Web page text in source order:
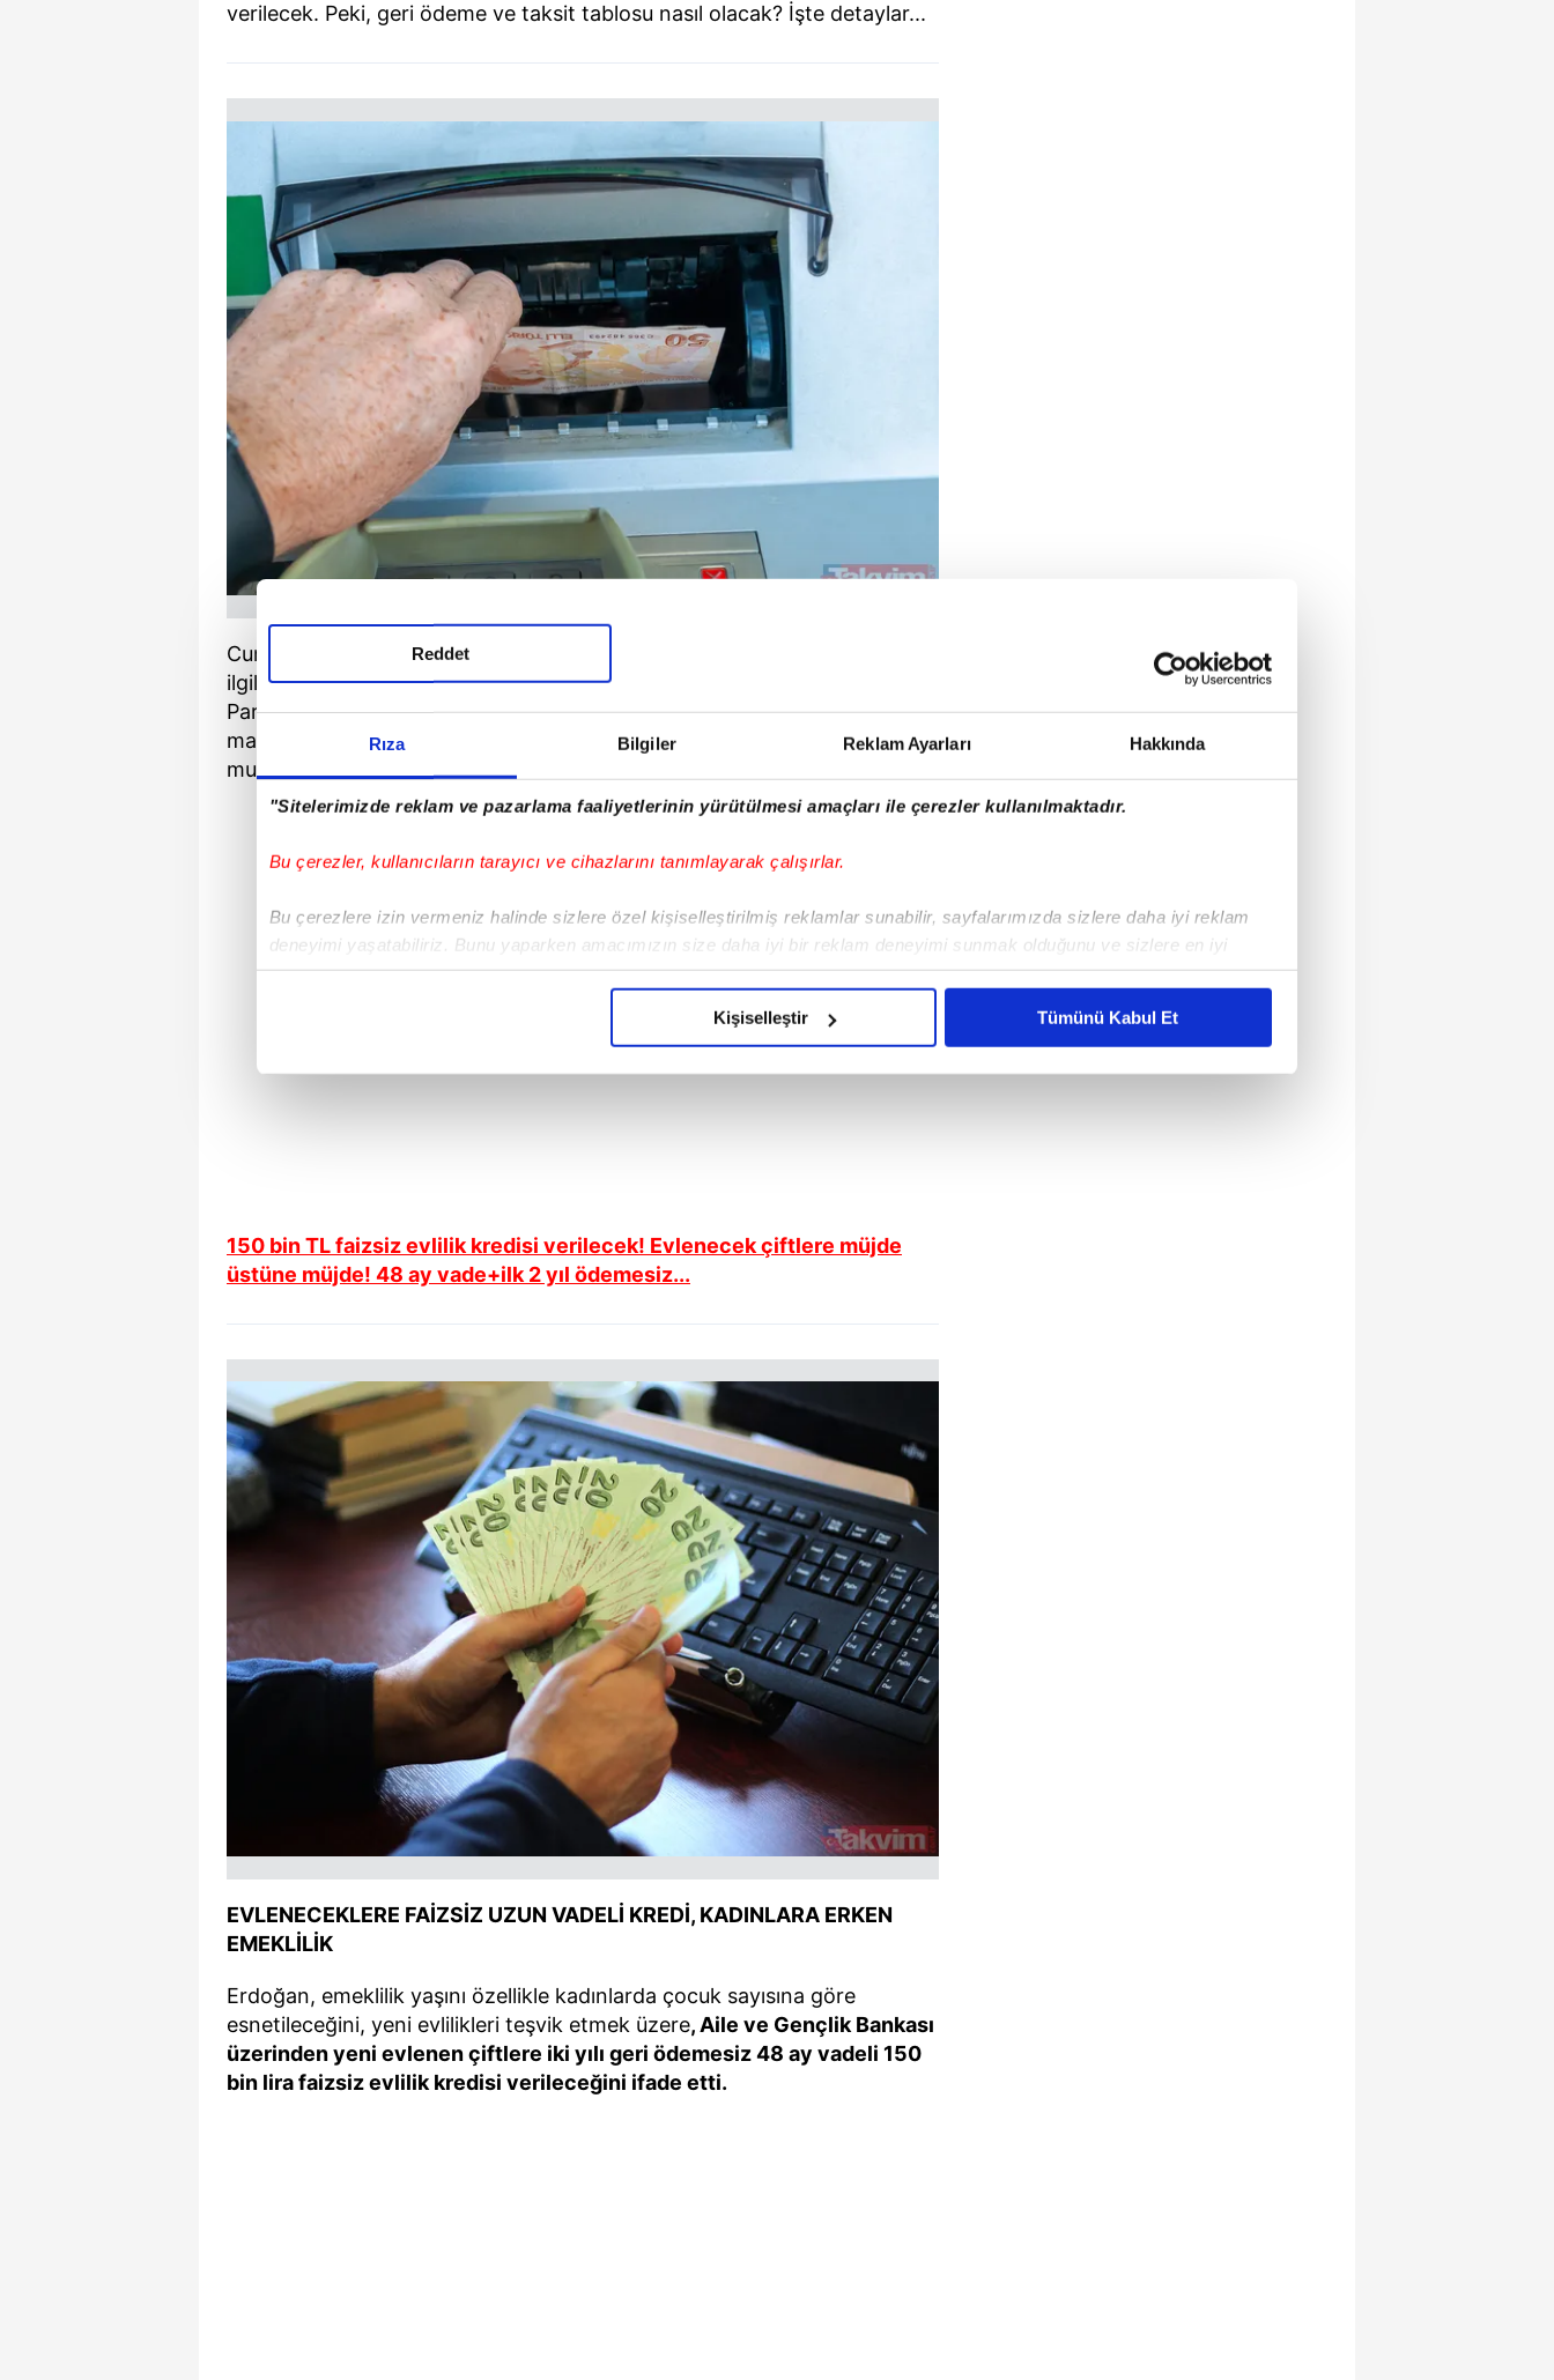
Rıza Bilgiler Reklam Ayarları Hakkında
"Sitelerimizde reklam ve pazarlama faaliyetlerinin yürütülmesi amaçları ile çerezler kullanılmaktadır.
Bu çerezler, kullanıcıların tarayıcı ve cihazlarını tanımlayarak çalışırlar.
Bu çerezlere izin vermeniz halinde sizlere özel kişiselleştirilmiş reklamlar sunabilir, sayfalarımızda sizlere daha iyi reklam
deneyimi yaşatabiliriz. Bunu yaparken amacımızın size daha iyi bir reklam deneyimi sunmak olduğunu ve sizlere en iyi
içerikleri sunabilmek adına elimizden gelen çabayı gösterdiğimizi ve bu noktada, reklamların maliyetlerimizi karşılamak
Çerezlere ilişkin tercihlerinizi aşağıda yer alan panel vasıtasıyla belirleyebilirsiniz. Çerezlere ilişkin detaylı bilgi için Ayarlar
butonuna tıklayabilir,Çerez Bilgilendirme Metnimizi
mevzuata uygun olarak kullanılan çerezlerle ilgili bilgi almak için lütfentıklayınız.
Reddet
Kişiselleştir Tümünü Kabul Et
verilecek. Peki, geri ödeme ve taksit tablosu nasıl olacak? İşte detaylar...
Cumhurbaşkanı Recep Tayyip Erdoğan ekonomiye ilişkin milyonları
ilgilendiren önemli açıklamalarda bulundu. Cumhurbaşkanı Erdoğan, AK
Parti'nin seçim beyannamesinde yükseköğrenimdeki gençlere bir defaya
mahsus olmak üzere cep telefonu ve bilgisayar ediniminde vergi
muafiyeti sağlanacağını söyledi.
150 bin TL faizsiz evlilik kredisi verilecek! Evlenecek çiftlere müjde
üstüne müjde! 48 ay vade+ilk 2 yıl ödemesiz...
EVLENECEKLERE FAİZSİZ UZUN VADELİ KREDİ, KADINLARA ERKEN
EMEKLİLİK
Erdoğan, emeklilik yaşını özellikle kadınlarda çocuk sayısına göre
esnetileceğini, yeni evlilikleri teşvik etmek üzere, Aile ve Gençlik Bankası
üzerinden yeni evlenen çiftlere iki yılı geri ödemesiz 48 ay vadeli 150
bin lira faizsiz evlilik kredisi verileceğini ifade etti.